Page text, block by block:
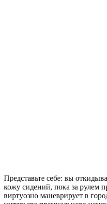
Представьте себе: вы
кожу сидений, пока за рулем
виртуозно маневрирует в